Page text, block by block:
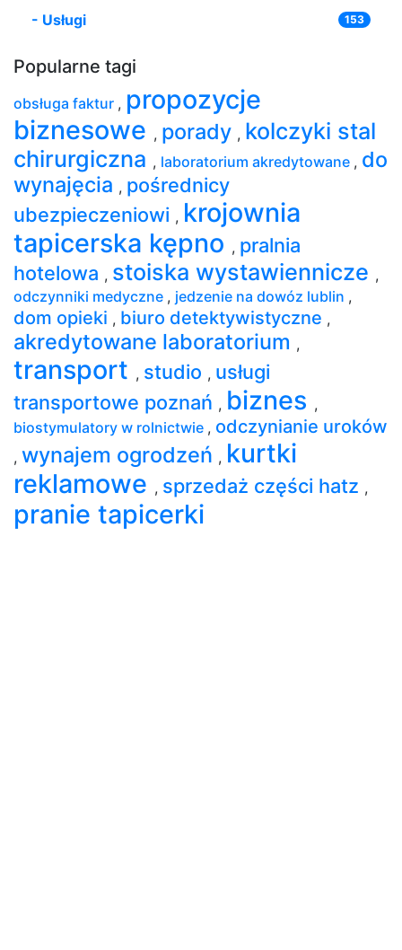
- Usługi 153
Popularne tagi
obsługa faktur , propozycje
biznesowe , porady , kolczyki stal
chirurgiczna , laboratorium akredytowane , do
wynajęcia , pośrednicy
ubezpieczeniowi , krojownia
tapicerska kępno , pralnia
hotelowa , stoiska wystawiennicze ,
odczynniki medyczne , jedzenie na dowóz lublin ,
dom opieki , biuro detektywistyczne ,
akredytowane laboratorium ,
transport , studio , usługi
transportowe poznań , biznes ,
biostymulatory w rolnictwie , odczynianie uroków
, wynajem ogrodzeń , kurtki
reklamowe , sprzedaż części hatz ,
pranie tapicerki